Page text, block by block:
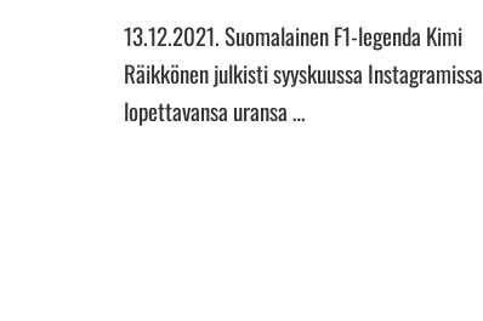
13.12.2021. Suomalainen F1-legenda Kimi
Räikkönen julkisti syyskuussa Instagramissa
lopettavansa uransa …